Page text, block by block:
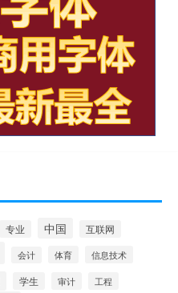
专业 中国
互联网
会计 体育 信息技术
学生 审计 工程